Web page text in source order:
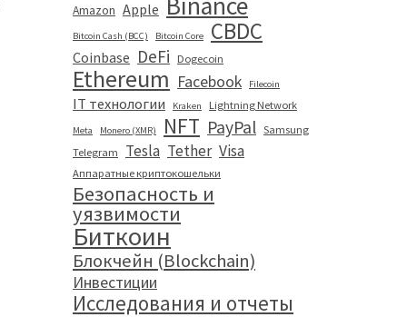
Amazon Apple
Bitcoin Cash (BCC) Bitcoin Core CBDC
Coinbase DeFi Dogecoin
Ethereum Facebook Filecoin
IT технологии Kraken Lightning Network
Meta Monero (XMR) NFT PayPal Samsung
Telegram
Tesla Tether Visa
Аппаратные криптокошельки
Безопасность и
уязвимости
Биткоин
Блокчейн (Blockchain)
Инвестиции
Исследования и отчеты